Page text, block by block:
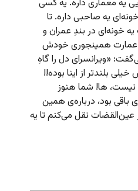
یه معماری داره. یه کسی
یه صاحبی داره. تا
خونه‌ای در بندِ عمران و
عمارت همینجوری خودش
«ویرانسرای دل را گاهِ
بلندتر از اینا بوده!!
نیست، ها! شما هنوز
بود، درباره‌ی همین
نقل می‌کنم تا یه